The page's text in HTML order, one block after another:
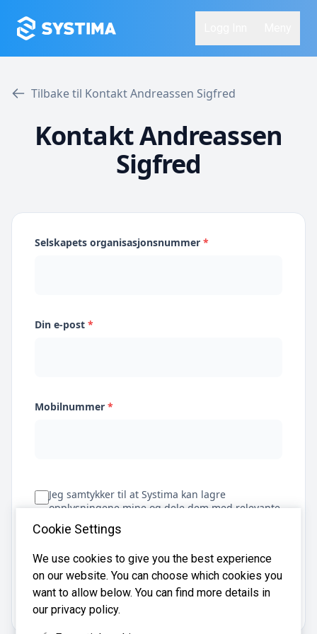
Tilbake til Kontakt Andreassen Sigfred
Kontakt Andreassen
Sigfred
Selskapets organisasjonsnummer *
Din e-post *
Mobilnummer *
Jeg samtykker til at Systima kan lagre
opplysningene mine og dele dem med relevante
regnskapsbyråer for å hjelpe meg å finne
regnskapsfører
Få tilbud
Cookie Settings
We use cookies to give you the best experience
on our website. You can choose which cookies you
want to allow below. You can find more details in
our privacy policy.